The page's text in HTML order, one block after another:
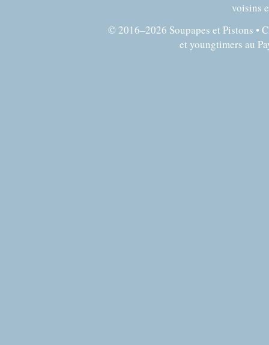
voisins
© 2016–2026 Soupapes et Pistons •
et youngtimers au